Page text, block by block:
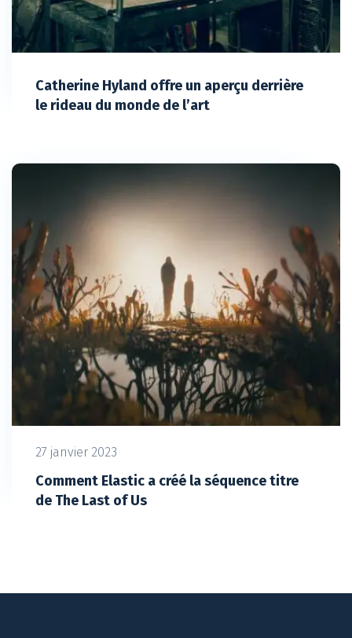
Catherine Hyland offre un aperçu derrière
le rideau du monde de l’art
27 janvier 2023
Comment Elastic a créé la séquence titre
de The Last of Us